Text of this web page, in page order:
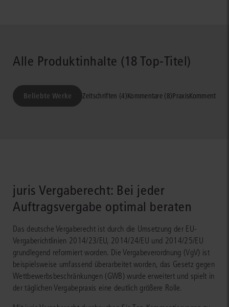
Alle Produktinhalte (18 Top-Titel)
Beliebte Werke Zeitschriften (4)Kommentare (8)PraxisKommentare
juris Vergaberecht: Bei jeder
Auftragsvergabe optimal beraten
Das deutsche Vergaberecht ist durch die Umsetzung der EU-
Vergaberichtlinien 2014/23/EU, 2014/24/EU und 2014/25/EU
grundlegend reformiert worden. Die Vergabeverordnung (VgV) ist
beispielsweise umfassend überarbeitet worden, das Gesetz gegen
Wettbewerbsbeschränkungen (GWB) wurde erweitert und spielt in
der täglichen Vergabepraxis eine deutlich größere Rolle.